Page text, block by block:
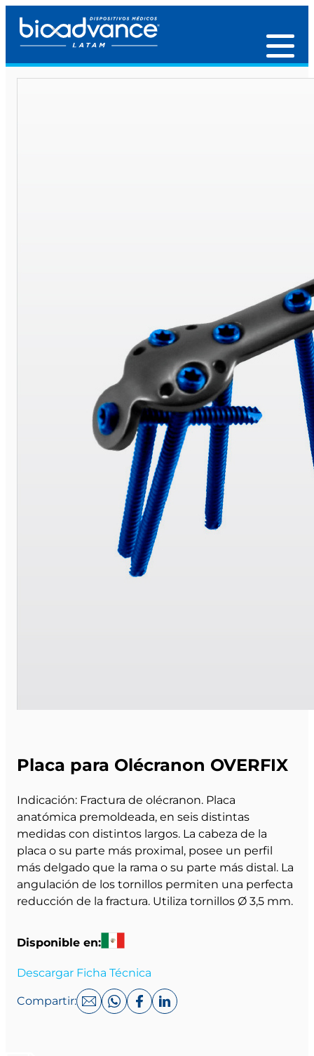
Placa para Olécranon OVERFIX
Indicación: Fractura de olécranon. Placa
anatómica premoldeada, en seis distintas
medidas con distintos largos. La cabeza de la
placa o su parte más proximal, posee un perfil
más delgado que la rama o su parte más distal. La
angulación de los tornillos permiten una perfecta
reducción de la fractura. Utiliza tornillos Ø 3,5 mm.
Disponible en:
Descargar Ficha Técnica
Compartir: